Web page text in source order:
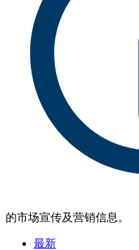
的市场宣传及营销信息。
最新